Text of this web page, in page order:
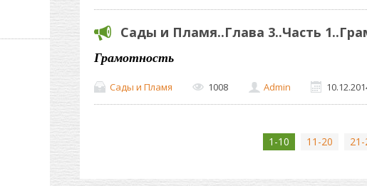
Сады и Пламя..Глава 3..Часть
Грамотность
Сады и Пламя 1008 Admin
1-10 11-20